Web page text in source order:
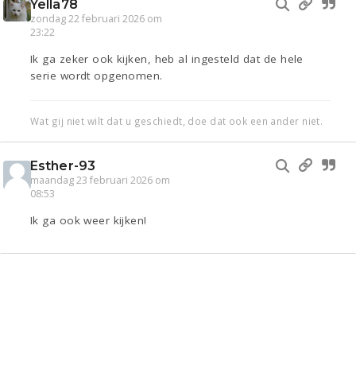
Yella78
zondag 22 februari 2026 om
23:22
Ik ga zeker ook kijken, heb al ingesteld dat de hele
serie wordt opgenomen.
Wat gij niet wilt dat u geschiedt, doe dat ook een ander niet.
Esther-93
maandag 23 februari 2026 om
08:53
Ik ga ook weer kijken!